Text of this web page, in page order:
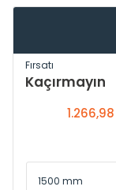
Fırsatı
Kaçırmayın